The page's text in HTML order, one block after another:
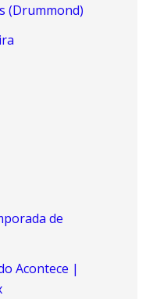
(Drummond)
de
Acontece |